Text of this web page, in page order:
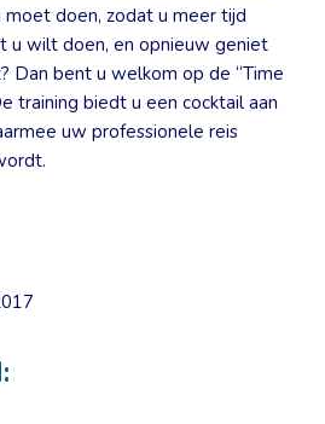
doen, zodat u meer tijd
u wilt doen, en opnieuw geniet
Dan bent u welkom op de “Time
training biedt u een cocktail aan
uw professionele reis